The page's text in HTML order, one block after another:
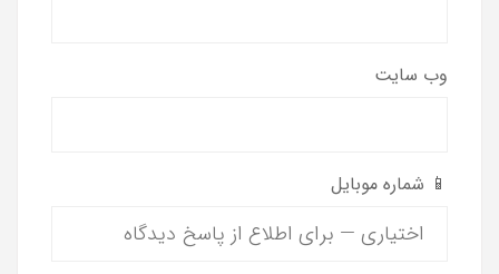
وب‌ سایت
📱 شماره موبایل